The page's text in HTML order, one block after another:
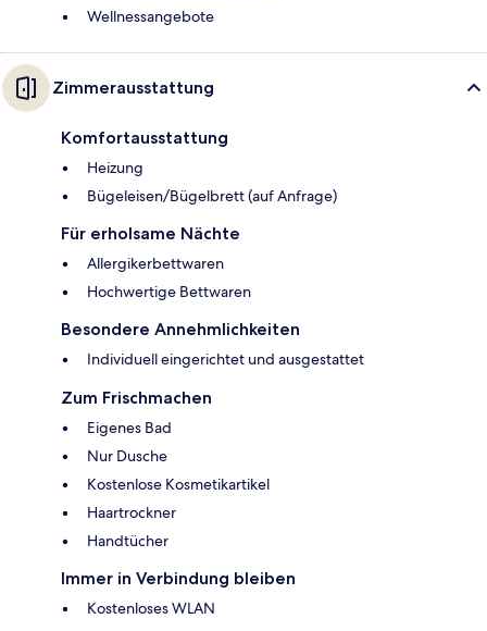
Wellnessangebote
Zimmerausstattung
Komfortausstattung
Heizung
Bügeleisen/Bügelbrett (auf Anfrage)
Für erholsame Nächte
Allergikerbettwaren
Hochwertige Bettwaren
Besondere Annehmlichkeiten
Individuell eingerichtet und ausgestattet
Zum Frischmachen
Eigenes Bad
Nur Dusche
Kostenlose Kosmetikartikel
Haartrockner
Handtücher
Immer in Verbindung bleiben
Kostenloses WLAN